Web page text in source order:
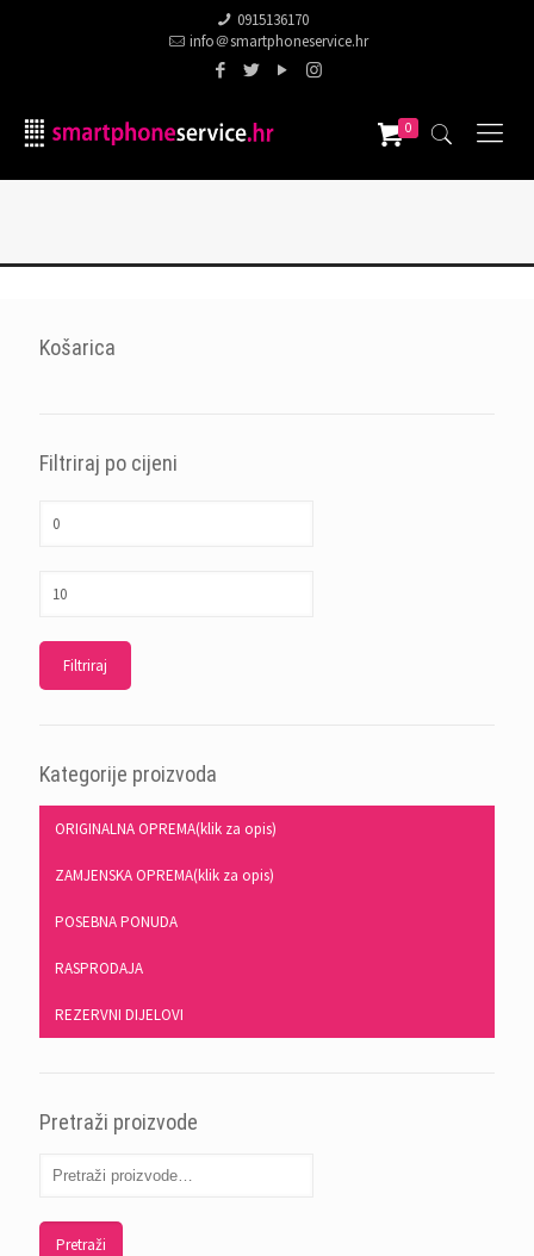
0915136170
info＠smartphoneservice.hr
0
Košarica
Filtriraj po cijeni
Filtriraj
Kategorije proizvoda
ORIGINALNA OPREMA(klik za opis)
ZAMJENSKA OPREMA(klik za opis)
POSEBNA PONUDA
RASPRODAJA
REZERVNI DIJELOVI
Pretraži proizvode
Pretraži